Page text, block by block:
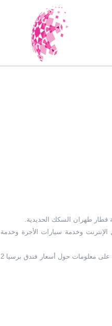
مثل الإنترنت وخدمة سيارات الأجرة وخدمة
توفر الغرف الأنيقة والمريحة في الفندق ومرافقه ملاذاً هادئاً للمسافرين. للحصول على معلومات حول أسعار فندق برسيا 2